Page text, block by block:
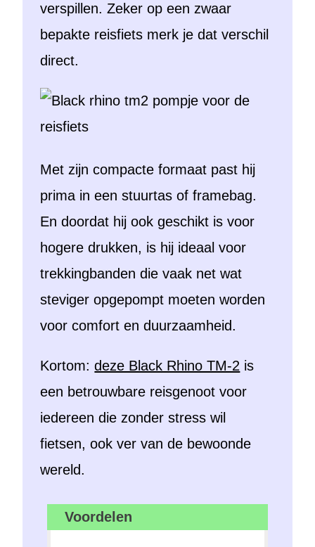
verspillen. Zeker op een zwaar
bepakte reisfiets merk je dat verschil
direct.
Met zijn compacte formaat past hij
prima in een stuurtas of framebag.
En doordat hij ook geschikt is voor
hogere drukken, is hij ideaal voor
trekkingbanden die vaak net wat
steviger opgepompt moeten worden
voor comfort en duurzaamheid.
Kortom:deze Black Rhino TM-2 is
een betrouwbare reisgenoot voor
iedereen die zonder stress wil
fietsen, ook ver van de bewoonde
wereld.
Voordelen